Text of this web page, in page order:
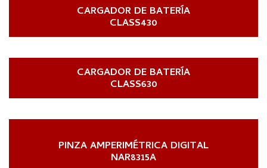
CARGADOR DE BATERÍA
CLASS430
CARGADOR DE BATERÍA
CLASS630
PINZA AMPERIMÉTRICA DIGITAL
NAR8315A